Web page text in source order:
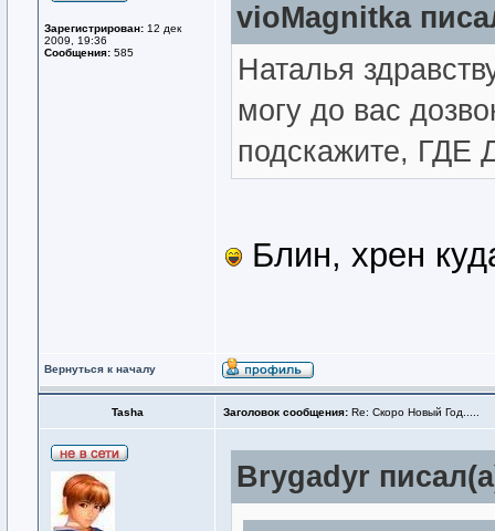
Зарегистрирован: 12 дек
2009, 19:36
Сообщения: 585
vioMagnitka
Наталья
могу до вас
подскажите, ГДЕ
Блин, хрен
Вернуться к началу
Tasha Заголовок сообщения: Re: Скоро Новый Год.....
Brygadyr